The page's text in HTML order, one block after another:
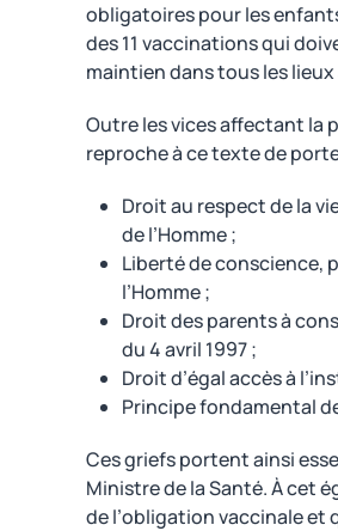
obligatoires pour les
des 11 vaccinations qui
maintien dans tous les
Outre les vices affectant la
reproche à ce texte de
Droit au respect de la
de l’Homme ;
Liberté de conscience,
l’Homme ;
Droit des parents à
du 4 avril 1997 ;
Droit d’égal accès à
Principe fondamental
Ces griefs portent ainsi
Ministre de la Santé. À cet
de l’obligation vaccinale et